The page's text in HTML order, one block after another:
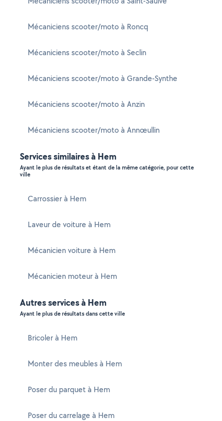
Mécaniciens scooter/moto à Roncq
Mécaniciens scooter/moto à Seclin
Mécaniciens scooter/moto à Grande-Synthe
Mécaniciens scooter/moto à Anzin
Mécaniciens scooter/moto à Annœullin
Services similaires à Hem
Ayant le plus de résultats et étant de la même catégorie, pour cette
ville
Carrossier à Hem
Laveur de voiture à Hem
Mécanicien voiture à Hem
Mécanicien moteur à Hem
Autres services à Hem
Ayant le plus de résultats dans cette ville
Bricoler à Hem
Monter des meubles à Hem
Poser du parquet à Hem
Poser du carrelage à Hem